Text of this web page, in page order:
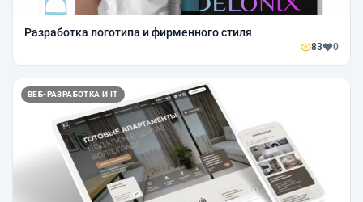
Разработка логотипа и фирменного стиля
83 0
ВЕБ-РАЗРАБОТКА И IT